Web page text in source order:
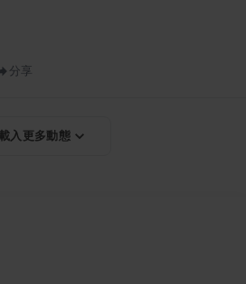
分享
入更多動態